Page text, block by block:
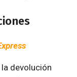
devolución